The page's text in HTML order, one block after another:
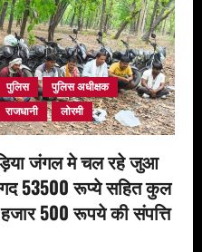
पुलिस
पुलिस अधीक्षक
राजधानी लोरमी
जंगल मे चल रहे जुआ
53500 रूप्ये सहित कुल
500 रूपये की संपत्ति